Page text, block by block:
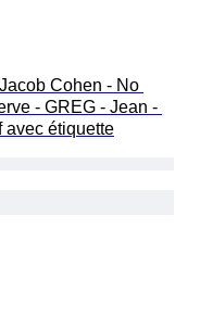
Cohen - No
- GREG - Jean -
avec étiquette